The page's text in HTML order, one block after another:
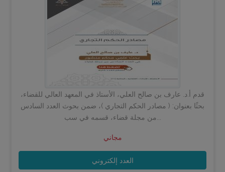
قدم أ.د. عارف بن صالح العلي، الأستاذ في المعهد العالي للقضاء،
بحثًا بعنوان: ( مصادر الحكم التجاري )، ضمن بحوث العدد السادس
مجاني
العدد إلكتروني